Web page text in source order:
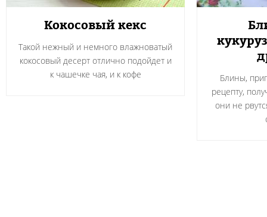
Кокосовый кекс
Такой нежный и немного влажноватый
кокосовый десерт отлично подойдет и
к чашечке чая, и к кофе
Блины,
рецепту,
они не